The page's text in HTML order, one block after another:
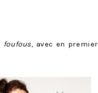
foufous, avec en premier